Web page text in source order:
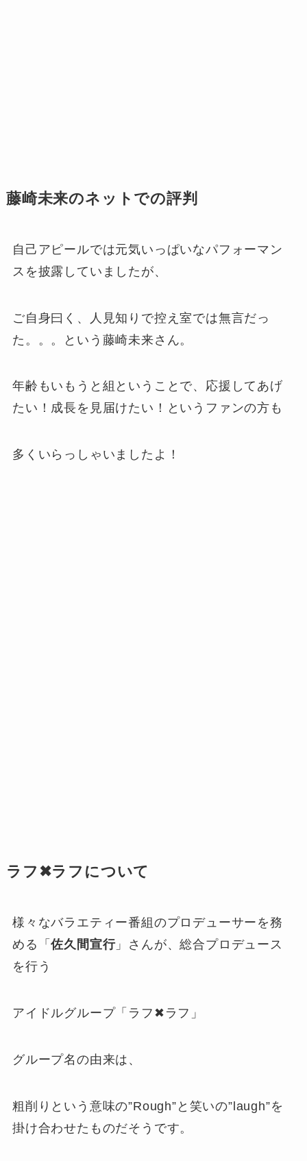
藤崎未来のネットでの評判
自己アピールでは元気いっぱいなパフォーマン
スを披露していましたが、
ご自身曰く、人見知りで控え室では無言だっ
た。。。という藤崎未来さん。
年齢もいもうと組ということで、応援してあげ
たい！成長を見届けたい！というファンの方も
多くいらっしゃいましたよ！
ラフ✖ラフについて
様々なバラエティー番組のプロデューサーを務
める「佐久間宣行」さんが、総合プロデュース
を行う
アイドルグループ「ラフ✖ラフ」
グループ名の由来は、
粗削りという意味の”Rough”と笑いの”laugh”を
掛け合わせたものだそうです。